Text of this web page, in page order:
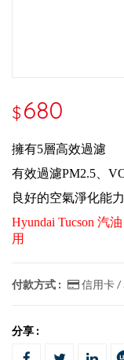
$680
擁有5層高效過濾
有效過濾PM2.5、
良好的空氣淨化能
Hyundai Tucson 汽
用
付款方式 : 信用卡 /
分享 :